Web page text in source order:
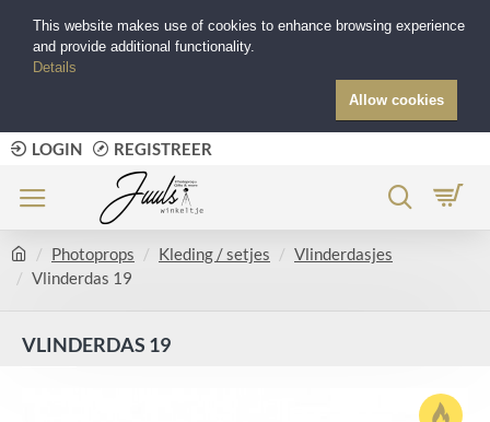
LOGIN REGISTREER
Photoprops Kleding / setjes
Vlinderdasjes
Vlinderdas 19
VLINDERDAS 19
This website makes use of cookies to enhance browsing experience
and provide additional functionality.
Details
Allow cookies